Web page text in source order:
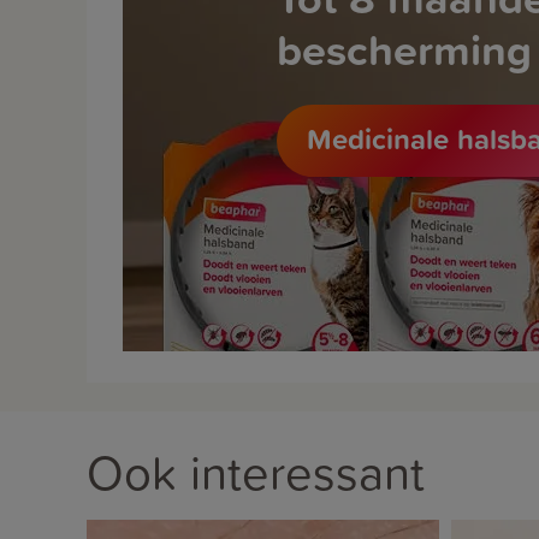
bescherming
Medicinale
Ook interessant